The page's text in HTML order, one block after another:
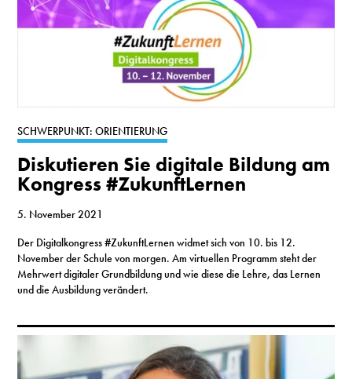
SCHWERPUNKT: ORIENTIERUNG
Diskutieren Sie digitale Bildung am
Kongress #ZukunftLernen
5. November 2021
Der Digitalkongress #ZukunftLernen widmet sich von 10. bis 12.
November der Schule von morgen. Am virtuellen Programm steht der
Mehrwert digitaler Grundbildung und wie diese die Lehre, das Lernen
und die Ausbildung verändert.